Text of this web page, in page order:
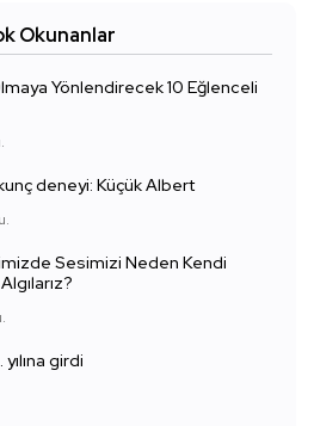
Okunanlar
Yönlendirecek 10 Eğlenceli
deneyi: Küçük Albert
Sesimizi Neden Kendi
girdi